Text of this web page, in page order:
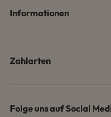
Informationen
Zahlarten
Folge uns auf Social